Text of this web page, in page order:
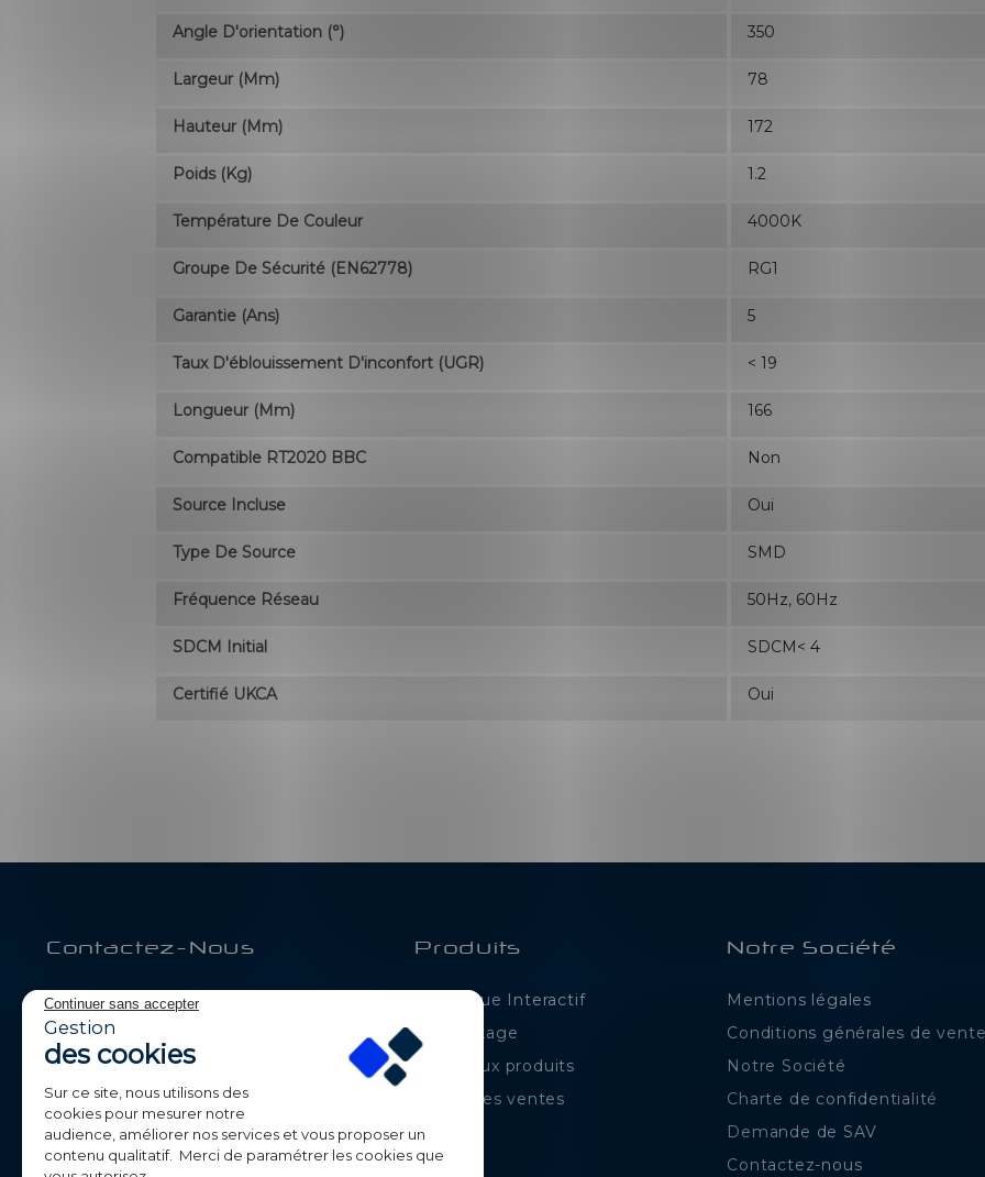
Angle D'orientation (°) 350
Largeur (mm) 78
Hauteur (mm) 172
Poids (kg) 1.2
Température De Couleur 4000K
Groupe De Sécurité (EN62778) RG1
Garantie (ans) 5
Taux D'éblouissement D'inconfort (UGR) < 19
Longueur (mm) 166
Compatible RT2020 BBC Non
Source Incluse Oui
Type De Source SMD
Fréquence Réseau 50Hz, 60Hz
SDCM Initial SDCM< 4
Certifié UKCA Oui
Contactez-Nous
BE-LED
Parc de Calvi
105 route de Chavanne
74330 POISY
France
+33 (0)4 50 09 42 87
contact@beledpro.com
Produits
Catalogue Interactif
Déstockage
Nouveaux produits
Meilleures ventes
Notre Société
Mentions légales
Conditions générales de
Notre Société
Charte de confidentialité
Demande de SAV
Contactez-nous
Continuer sans accepter
Gestion
des cookies
Sur ce site, nous utilisons des
cookies pour mesurer notre
audience, améliorer nos services et vous proposer un
contenu qualitatif. Merci de paramétrer les cookies que